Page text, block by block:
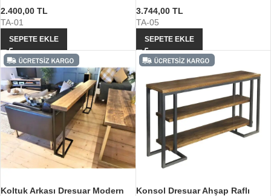
2.400,00 TL
TA-01
SEPETE EKLE
3.744,00 TL
TA-05
SEPETE EKLE
Koltuk Arkası Dresuar Modern
Konsol Dresuar Ahşap Raflı